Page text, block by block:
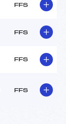
FFS
FFS
FFS
FFS